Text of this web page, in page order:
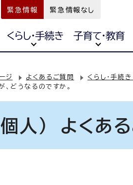
緊急情報 緊急情報なし
くらし・手続き 子育て・教育
ジ よくあるご質問 くらし・手続
どうなるのですか。
人） よくあ